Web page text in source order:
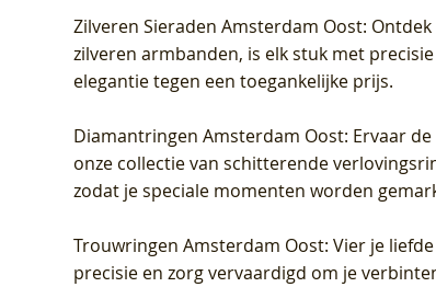
Zilveren Sieraden Amsterdam Oost:
zilveren armbanden, is elk stuk met
elegantie tegen een toegankelijke prijs.
Diamantringen Amsterdam Oost: Ervaar
onze collectie van schitterende
zodat je speciale momenten worden
Trouwringen Amsterdam Oost: Vier je
precisie en zorg vervaardigd om je